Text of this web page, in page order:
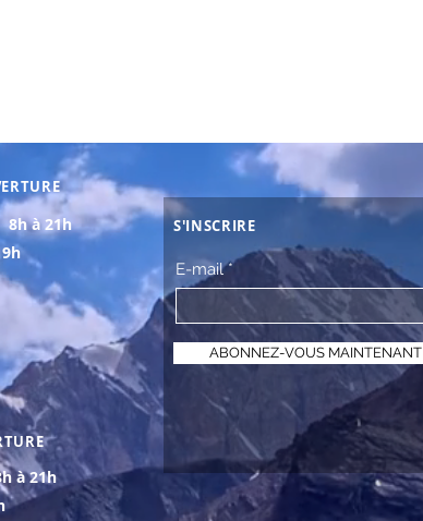
8h à 21h
à 21h
S'INSCRIRE
E-mail
ABONNEZ-VOUS MAINTENANT